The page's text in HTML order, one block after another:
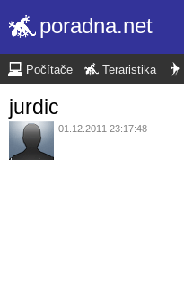
poradna.net
Počítače Teraristika
jurdic
01.12.2011 23:17:48